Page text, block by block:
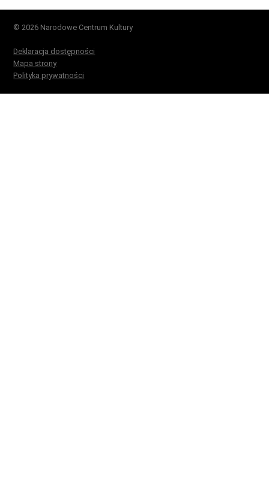
© 2026 Narodowe Centrum Kultury
Deklaracja dostępności
Mapa strony
Polityka prywatności